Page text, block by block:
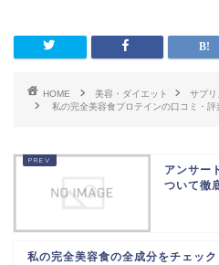
HOME 美容・ダイエット
サプリ
私の完全美容食プロテインの口コミ・評
アンサー
ついて徹
私の完全美容食の全成分をチェック